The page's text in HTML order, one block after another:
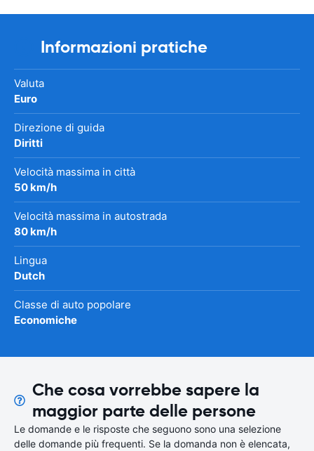
Informazioni pratiche
Valuta
Euro
Direzione di guida
Diritti
Velocità massima in città
50 km/h
Velocità massima in autostrada
80 km/h
Lingua
Dutch
Classe di auto popolare
Economiche
Che cosa vorrebbe sapere la
maggior parte delle persone
Le domande e le risposte che seguono sono una selezione
delle domande più frequenti. Se la domanda non è elencata,